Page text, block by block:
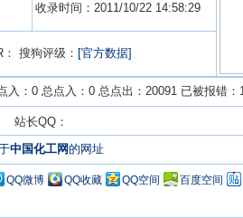
收录时间：2011/10/22 14:58:29
搜狗评级： [官方数据]
入：0 总点入：0 总点出：20091 已被报错：
站长QQ：
中国化工网的网址
QQ微博 QQ收藏 QQ空间 百度空间